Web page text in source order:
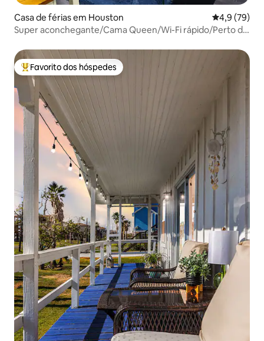
Casa de férias em Houston
4,9 (79)
Super aconchegante/Cama Queen/Wi-Fi rápido/Perto do
Favoritos dos hóspedes mais apreciados
Favorito dos hóspedes